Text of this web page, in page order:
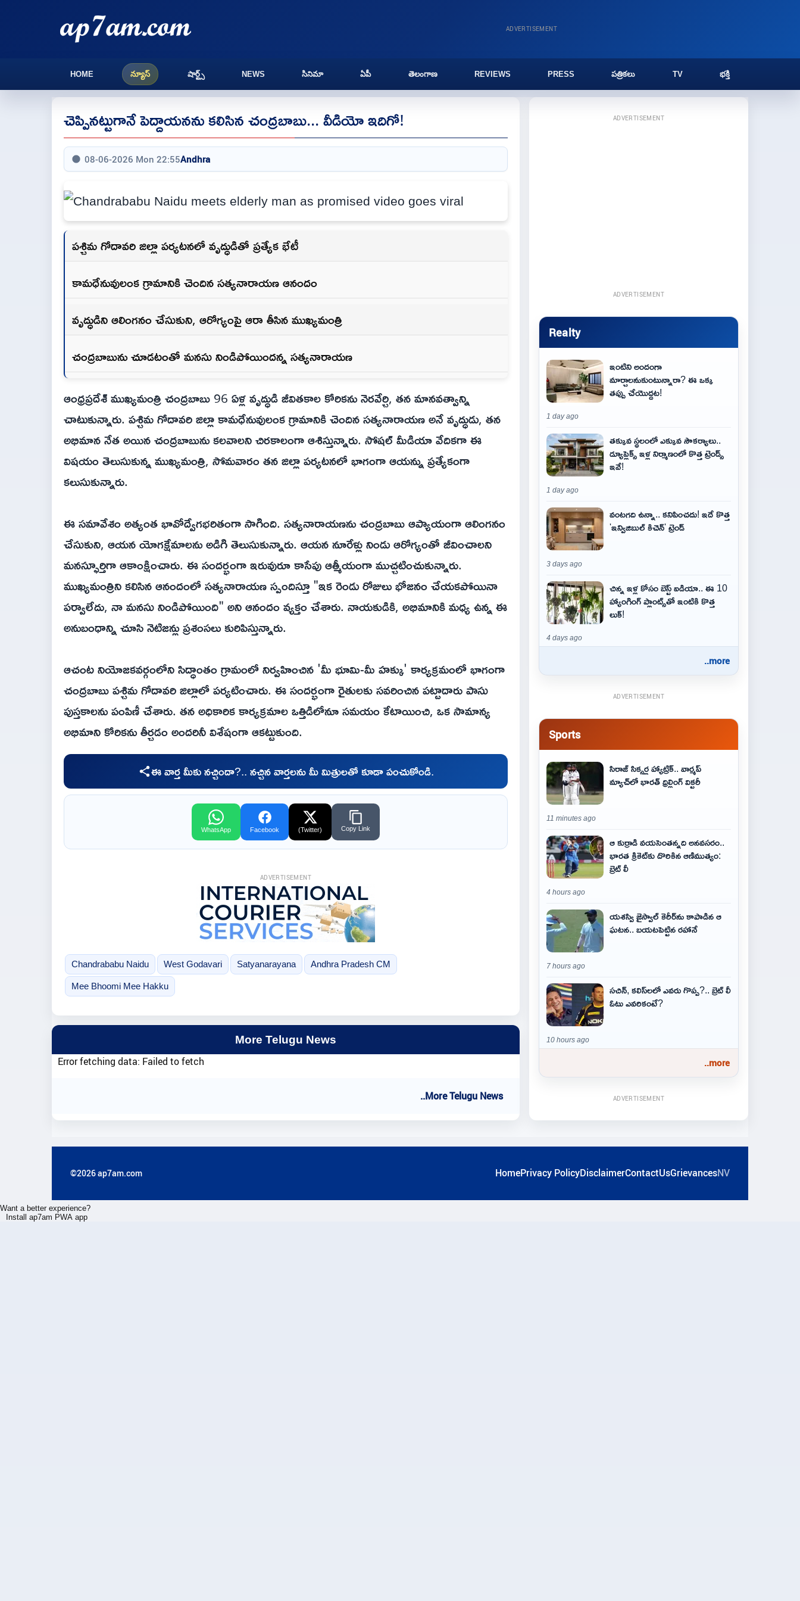
ADVERTISEMENT
HOME న్యూస్ షార్ట్స్ NEWS సినిమా ఏపీ తెలంగాణ REVIEWS PRESS పత్రికలు TV భక్తి
చెప్పినట్టుగానే పెద్దాయనను కలిసిన చంద్రబాబు... వీడియో ఇదిగో!
08-06-2026 Mon 22:55Andhra
పశ్చిమ గోదావరి జిల్లా పర్యటనలో వృద్ధుడితో ప్రత్యేక భేటీ
కామధేనువులంక గ్రామానికి చెందిన సత్యనారాయణ ఆనందం
వృద్ధుడిని ఆలింగనం చేసుకుని, ఆరోగ్యంపై ఆరా తీసిన ముఖ్యమంత్రి
చంద్రబాబును చూడటంతో మనసు నిండిపోయిందన్న సత్యనారాయణ
ఆంధ్రప్రదేశ్ ముఖ్యమంత్రి చంద్రబాబు 96 ఏళ్ల వృద్ధుడి జీవితకాల కోరికను నెరవేర్చి, తన మానవత్వాన్ని
చాటుకున్నారు. పశ్చిమ గోదావరి జిల్లా కామధేనువులంక గ్రామానికి చెందిన సత్యనారాయణ అనే వృద్ధుడు, తన
అభిమాన నేత అయిన చంద్రబాబును కలవాలని చిరకాలంగా ఆశిస్తున్నారు. సోషల్ మీడియా వేదికగా ఈ
విషయం తెలుసుకున్న ముఖ్యమంత్రి, సోమవారం తన జిల్లా పర్యటనలో భాగంగా ఆయన్ను ప్రత్యేకంగా
కలుసుకున్నారు.
ఈ సమావేశం అత్యంత భావోద్వేగభరితంగా సాగింది. సత్యనారాయణను చంద్రబాబు ఆప్యాయంగా ఆలింగనం
చేసుకుని, ఆయన యోగక్షేమాలను అడిగి తెలుసుకున్నారు. ఆయన నూరేళ్లు నిండు ఆరోగ్యంతో జీవించాలని
మనస్ఫూర్తిగా ఆకాంక్షించారు. ఈ సందర్భంగా ఇరువురూ కాసేపు ఆత్మీయంగా ముచ్చటించుకున్నారు.
ముఖ్యమంత్రిని కలిసిన ఆనందంలో సత్యనారాయణ స్పందిస్తూ "ఇక రెండు రోజులు భోజనం చేయకపోయినా
పర్వాలేదు, నా మనసు నిండిపోయింది" అని ఆనందం వ్యక్తం చేశారు. నాయకుడికి, అభిమానికి మధ్య ఉన్న ఈ
అనుబంధాన్ని చూసి నెటిజన్లు ప్రశంసలు కురిపిస్తున్నారు.
ఆచంట నియోజకవర్గంలోని సిద్ధాంతం గ్రామంలో నిర్వహించిన 'మీ భూమి-మీ హక్కు' కార్యక్రమంలో భాగంగా
చంద్రబాబు పశ్చిమ గోదావరి జిల్లాలో పర్యటించారు. ఈ సందర్భంగా రైతులకు సవరించిన పట్టాదారు పాసు
పుస్తకాలను పంపిణీ చేశారు. తన అధికారిక కార్యక్రమాల ఒత్తిడిలోనూ సమయం కేటాయించి, ఒక సామాన్య
అభిమాని కోరికను తీర్చడం అందరినీ విశేషంగా ఆకట్టుకుంది.
ఈ వార్త మీకు నచ్చిందా?.. నచ్చిన వార్తలను మీ మిత్రులతో కూడా పంచుకోండి.
WhatsApp Facebook (Twitter) Copy Link
ADVERTISEMENT
Chandrababu Naidu West Godavari Satyanarayana Andhra Pradesh CM
Mee Bhoomi Mee Hakku
More Telugu News
Error fetching data: Failed to fetch
..More Telugu News
ADVERTISEMENT
ADVERTISEMENT
Realty
ఇంటిని అందంగా
మార్చాలనుకుంటున్నారా? ఈ ఒక్క
తప్పు చేయొద్దట!
1 day ago
తక్కువ స్థలంలో ఎక్కువ సౌకర్యాలు..
డ్యూప్లెక్స్ ఇళ్ల నిర్మాణంలో కొత్త ట్రెండ్స్
ఇవే!
1 day ago
వంటగది ఉన్నా.. కనిపించదు! ఇదే కొత్త
'ఇన్విజిబుల్ కిచెన్' ట్రెండ్
3 days ago
చిన్న ఇళ్ల కోసం బెస్ట్ ఐడియా.. ఈ 10
హ్యాంగింగ్ ప్లాంట్స్‌తో ఇంటికి కొత్త
లుక్!
4 days ago
..more
ADVERTISEMENT
Sports
సిరాజ్ సిక్సర్ల హ్యాట్రిక్.. వార్మప్
మ్యాచ్‌లో భారత్ థ్రిల్లింగ్ విక్టరీ
11 minutes ago
ఆ కుర్రాడి వయసెంతన్నది అనవసరం..
భారత క్రికెట్‌కు దొరికిన ఆణిముత్యం:
బ్రెట్ లీ
4 hours ago
యశస్వి జైస్వాల్ కెరీర్‌ను కాపాడిన ఆ
ఘటన.. బయటపెట్టిన రహానే
7 hours ago
సచిన్, కలిస్‌లలో ఎవరు గొప్ప?.. బ్రెట్ లీ
ఓటు ఎవరికంటే?
10 hours ago
..more
ADVERTISEMENT
©2026 ap7am.com HomePrivacy PolicyDisclaimerContactUsGrievancesNV
Want a better experience?
Install ap7am PWA app